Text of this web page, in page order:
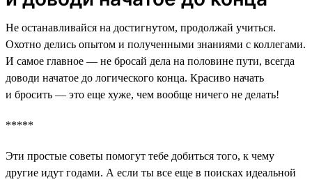
Не останавливайся на достигнутом, продолжай учиться.
Охотно делись опытом и полученными знаниями с коллегами.
И самое главное — не бросай дела на половине пути, всегда
доводи начатое до логического конца. Красиво начать
и бросить — это еще хуже, чем вообще ничего не делать!
*****
Эти простые советы помогут тебе добиться того, к чему
другие идут годами. А если ты все еще в поисках идеальной